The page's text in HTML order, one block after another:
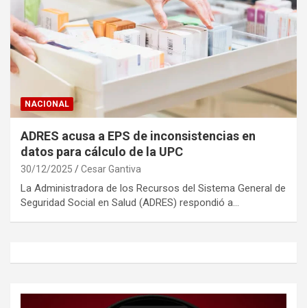
NACIONAL
ADRES acusa a EPS de inconsistencias en
datos para cálculo de la UPC
30/12/2025 Cesar Gantiva
La Administradora de los Recursos del Sistema General de
Seguridad Social en Salud (ADRES) respondió a…